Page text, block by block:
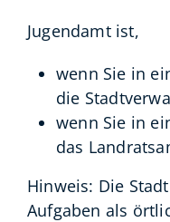
Jugendamt ist,
wenn Sie in
die
wenn Sie in
das
Hinweis: Die
Aufgaben als